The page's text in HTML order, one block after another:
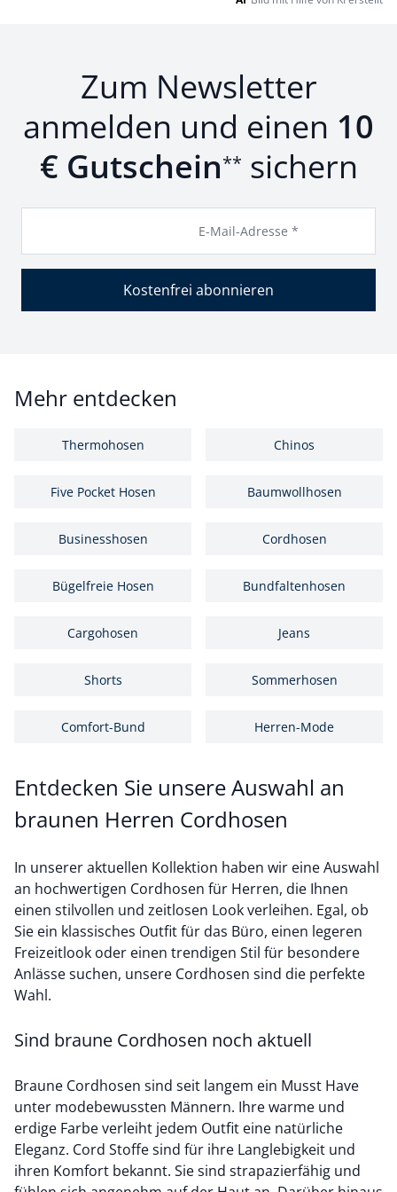
Zum Newsletter
anmelden und einen 10
€ Gutschein** sichern
E-Mail-Adresse *
Kostenfrei abonnieren
Mehr entdecken
Thermohosen Chinos
Five Pocket Hosen Baumwollhosen
Businesshosen Cordhosen
Bügelfreie Hosen Bundfaltenhosen
Cargohosen Jeans
Shorts Sommerhosen
Comfort-Bund Herren-Mode
Entdecken Sie unsere Auswahl an
braunen Herren Cordhosen
In unserer aktuellen Kollektion haben wir eine Auswahl
an hochwertigen Cordhosen für Herren, die Ihnen
einen stilvollen und zeitlosen Look verleihen. Egal, ob
Sie ein klassisches Outfit für das Büro, einen legeren
Freizeitlook oder einen trendigen Stil für besondere
Anlässe suchen, unsere Cordhosen sind die perfekte
Wahl.
Sind braune Cordhosen noch aktuell
Braune Cordhosen sind seit langem ein Musst Have
unter modebewussten Männern. Ihre warme und
erdige Farbe verleiht jedem Outfit eine natürliche
Eleganz. Cord Stoffe sind für ihre Langlebigkeit und
ihren Komfort bekannt. Sie sind strapazierfähig und